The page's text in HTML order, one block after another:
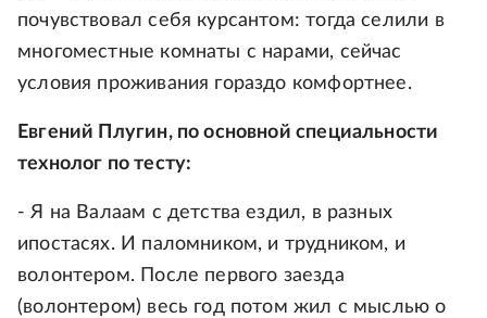
почувствовал себя курсантом: тогда селили в
многоместные комнаты с нарами, сейчас
условия проживания гораздо комфортнее.
Евгений Плугин, по основной специальности
технолог по тесту:
- Я на Валаам с детства ездил, в разных
ипостасях. И паломником, и трудником, и
волонтером. После первого заезда
(волонтером) весь год потом жил с мыслью о